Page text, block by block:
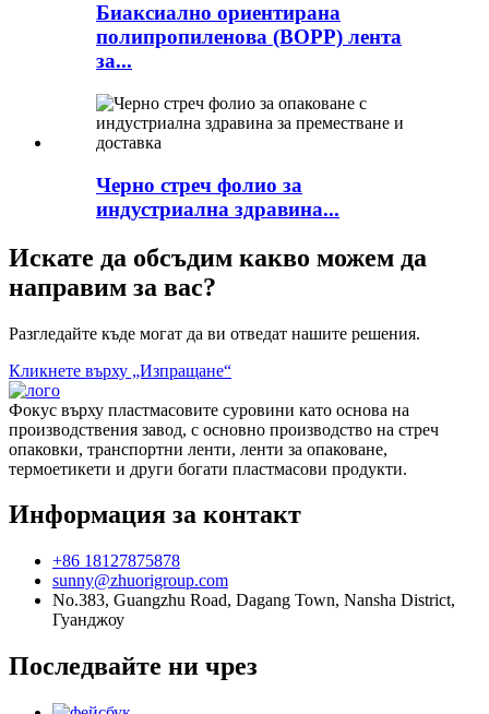
Биаксиално ориентирана
полипропиленова (BOPP) лента
за...
Черно стреч фолио за
индустриална здравина...
Искате да обсъдим какво можем да
направим за вас?
Разгледайте къде могат да ви отведат нашите решения.
Кликнете върху „Изпращане“
Фокус върху пластмасовите суровини като основа на
производствения завод, с основно производство на стреч
опаковки, транспортни ленти, ленти за опаковане,
термоетикети и други богати пластмасови продукти.
Информация за контакт
+86 18127875878
sunny@zhuorigroup.com
No.383, Guangzhu Road, Dagang Town, Nansha District,
Гуанджоу
Последвайте ни чрез